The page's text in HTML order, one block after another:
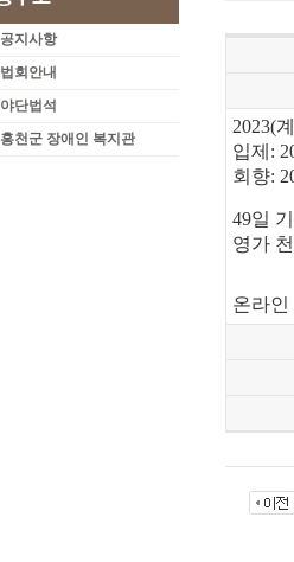
공지사항
법회안내
야단법석
홍천군 장애인 복지관
2023(
입제 :
회향:
49일
영가
온라인